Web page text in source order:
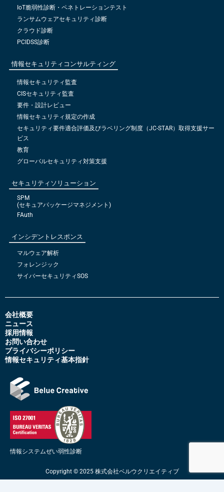
IoT脆弱性診断・ペネトレーションテスト
ランサムウェアセキュリティ診断
クラウド診断
PCIDSS診断
情報セキュリティコンサルティング
情報セキュリティ監査
CISセキュリティ監査
要件・設計レビュー
情報セキュリティ規定の作成
セキュリティ要件適合評価及びラベリング制度（JC-STAR）取得支援サー
ビス
教育
グローバルセキュリティ対策支援
セキュリティソリューション
SPM
(セキュアパッケージマネジメント)
FAuth
インシデントレスポンス
マルウェア解析
フォレンジック
サイバーセキュリティSOS
会社概要
ニュース
採用情報
お問い合わせ
プライバシーポリシー
情報セキュリティ基本指針
情報システムぜい弱性診断
Copyright © 2025 株式会社ベルウクリエイティブ